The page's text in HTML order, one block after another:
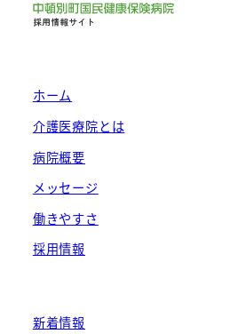
ホーム
介護医療院とは
病院概要
メッセージ
働きやすさ
採用情報
新着情報